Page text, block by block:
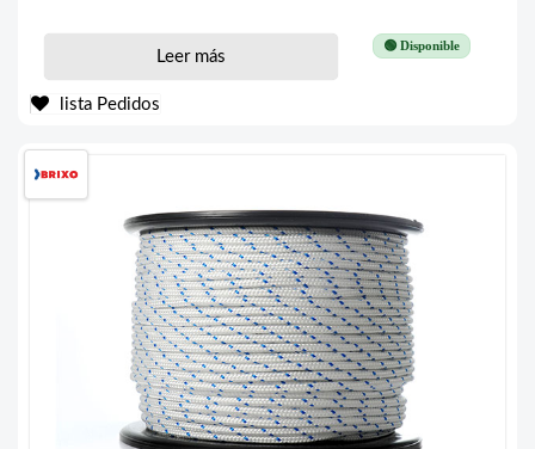
🟢 Disponible
Leer más
lista Pedidos